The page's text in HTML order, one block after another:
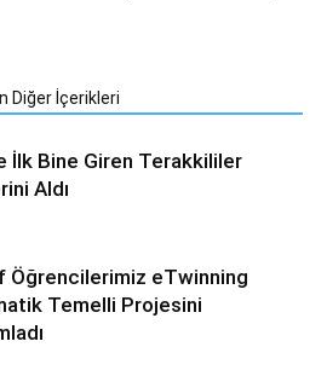
Diğer İçerikleri
İlk Bine Giren Terakkililer
Aldı
Öğrencilerimiz eTwinning
Temelli Projesini